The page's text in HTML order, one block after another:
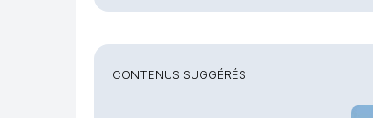
CONTENUS SUGGÉRÉS